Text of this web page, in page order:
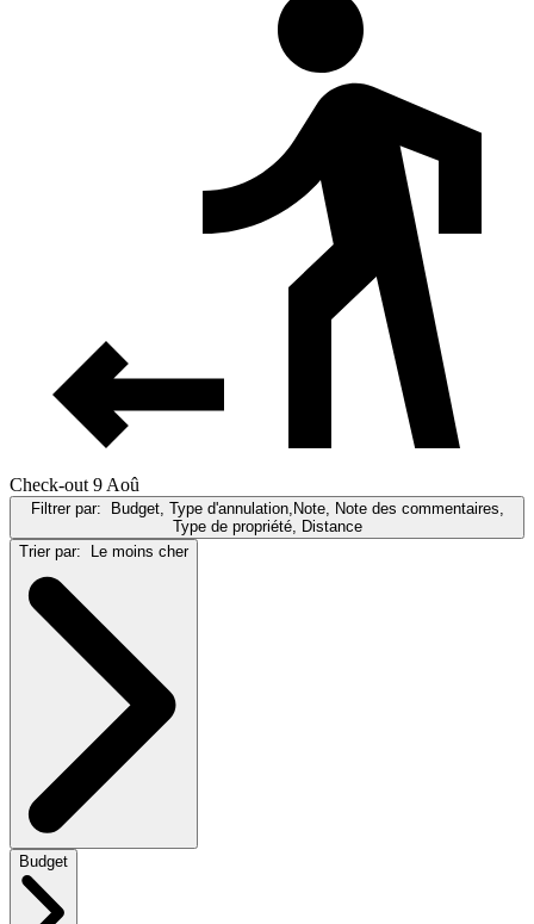
Check-out 9 Aoû
Filtrer par: Budget, Type d'annulation,Note, Note des commentaires,
Type de propriété, Distance
Trier par: Le moins cher
Budget